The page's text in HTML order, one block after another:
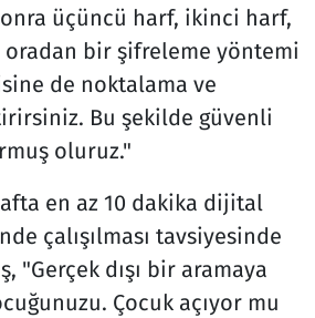
üçüncü harf, ikinci harf,
bir şifreleme yöntemi
de noktalama ve
Bu şekilde güvenli
oluruz."
en az 10 dakika dijital
çalışılması tavsiyesinde
"Gerçek dışı bir aramaya
Çocuk açıyor mu